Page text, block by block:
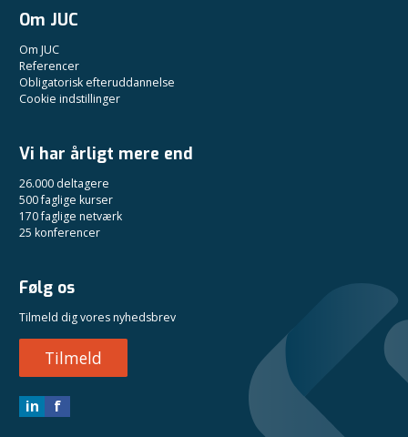
Om JUC
Om JUC
Referencer
Obligatorisk efteruddannelse
Cookie indstillinger
Vi har årligt mere end
26.000 deltagere
500 faglige kurser
170 faglige netværk
25 konferencer
Følg os
Tilmeld dig vores nyhedsbrev
Tilmeld
in f